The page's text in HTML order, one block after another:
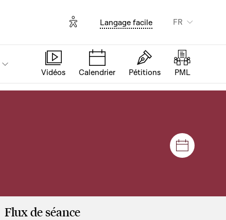
Options d'accessibilité
Langage facile FR
Vidéos Calendrier Pétitions PML
Séances
Flux de séance